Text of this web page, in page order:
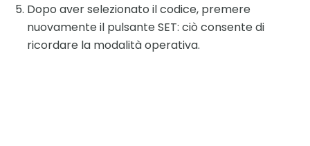
Dopo aver selezionato il codice, premere
nuovamente il pulsante SET: ciò consente di
ricordare la modalità operativa.